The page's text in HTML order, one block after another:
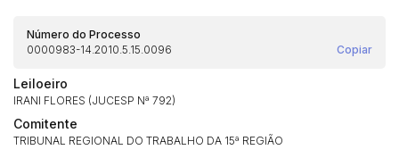
Número do Processo
0000983-14.2010.5.15.0096
Copiar
Leiloeiro
IRANI FLORES (JUCESP Nª 792)
Comitente
TRIBUNAL REGIONAL DO TRABALHO DA 15ª REGIÃO